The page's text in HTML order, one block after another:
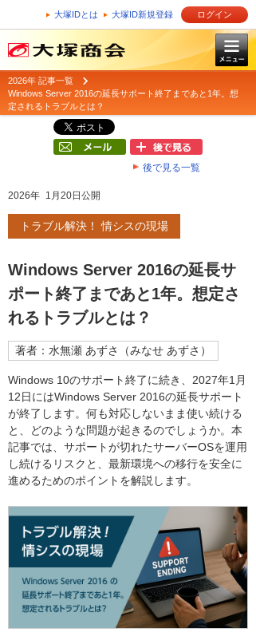
大塚IDとは 大塚ID新規登録 ログイン
2026年 記事一覧
Windows Server 2016の延長サポート終了まであと1年。想
定されるトラブルとは？
後で見る一覧
2026年 1月20日公開
トラブル解決！ 情シスの現場
Windows Server 2016の延長サ
ポート終了まであと1年。想定さ
れるトラブルとは？
著者：水無瀬 あずさ（みなせ あずさ）
Windows 10のサポート終了に続き、2027年1月
12日にはWindows Server 2016の延長サポート
が終了します。何も対応しないまま使い続ける
と、どのような問題が起きるのでしょうか。本
記事では、サポートが切れたサーバーOSを運用
し続けるリスクと、最新環境への移行を安全に
進めるためのポイントを解説します。